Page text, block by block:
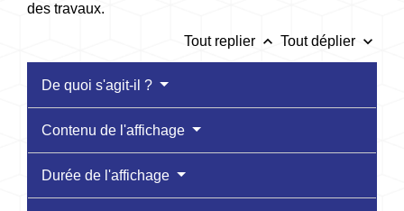
des travaux.
Tout replier keyboard_arrow_up Tout déplier keyboard_arrow_down
De quoi s'agit-il ?
Contenu de l'affichage
Durée de l'affichage